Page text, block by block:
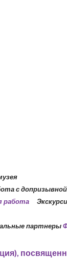
с
работа
партнеры